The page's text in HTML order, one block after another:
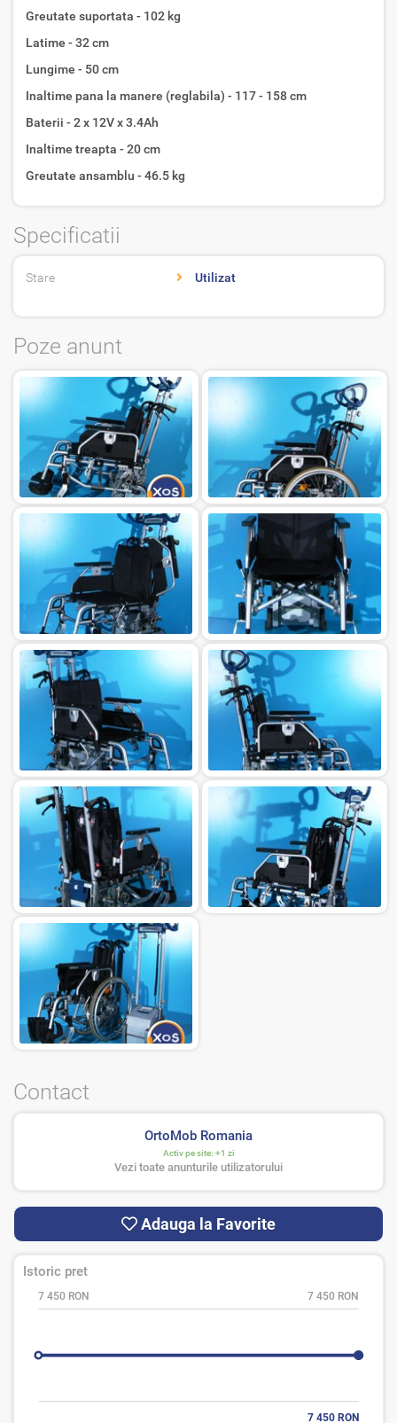
Greutate suportata - 102 kg
Latime - 32 cm
Lungime - 50 cm
Inaltime pana la manere (reglabila) - 117 - 158 cm
Baterii - 2 x 12V x 3.4Ah
Inaltime treapta - 20 cm
Greutate ansamblu - 46.5 kg
Specificatii
Stare Utilizat
Poze anunt
Contact
OrtoMob Romania
Activ pe site: +1 zi
Vezi toate anunturile utilizatorului
Adauga la Favorite
Istoric pret
7 450 RON 7 450 RON
7 450 RON